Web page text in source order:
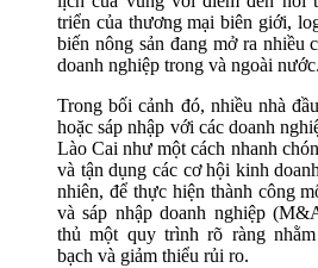
triển của thương mại biên giới,
biến nông sản đang mở ra nhiều
doanh nghiệp trong và ngoài nước.
Trong bối cảnh đó, nhiều nhà
hoặc sáp nhập với các doanh
Lào Cai như một cách nhanh
và tận dụng các cơ hội kinh
nhiên, để thực hiện thành công
và sáp nhập doanh nghiệp
thủ một quy trình rõ ràng
bạch và giảm thiểu rủi ro.